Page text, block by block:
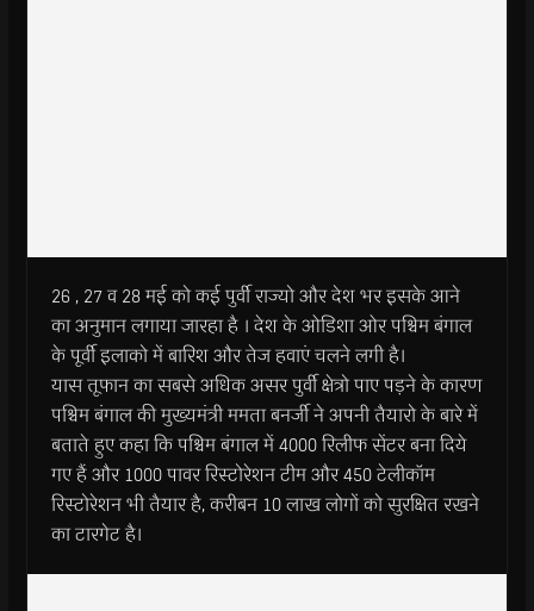
26 , 27 व 28 मई को कई पुर्वी राज्यो और देश भर इसके आने
का अनुमान लगाया जारहा है । देश के ओडिशा ओर पश्चिम बंगाल
के पूर्वी इलाको में बारिश और तेज हवाएं चलने लगी है।
यास तूफान का सबसे अधिक असर पुर्वी क्षेत्रो पाए पड़ने के कारण
पश्चिम बंगाल की मुख्यमंत्री ममता बनर्जी ने अपनी तैयारो के बारे में
बताते हुए कहा कि पश्चिम बंगाल में 4000 रिलीफ सेंटर बना दिये
गए हैं और 1000 पावर रिस्टोरेशन टीम और 450 टेलीकॉम
रिस्टोरेशन भी तैयार है, करीबन 10 लाख लोगों को सुरक्षित रखने
का टारगेट है।